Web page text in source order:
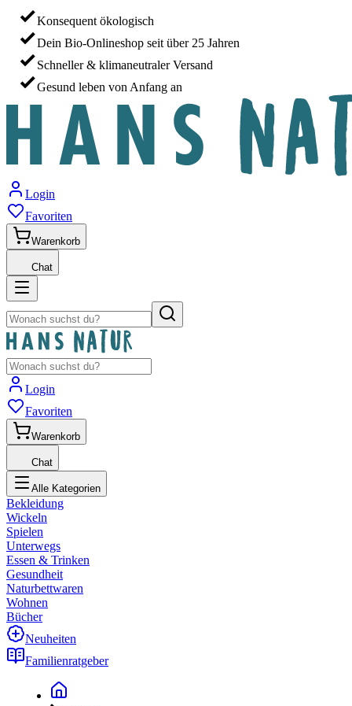
Konsequent ökologisch
Dein Bio-Onlineshop seit über 25 Jahren
Schneller & klimaneutraler Versand
Gesund leben von Anfang an
Login
Favoriten
Warenkorb
Chat
Login
Favoriten
Warenkorb
Chat
Alle Kategorien
Bekleidung
Wickeln
Spielen
Unterwegs
Essen & Trinken
Gesundheit
Naturbettwaren
Wohnen
Bücher
Neuheiten
Familienratgeber